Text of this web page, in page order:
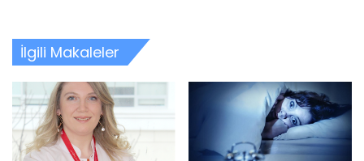
İlgili Makaleler